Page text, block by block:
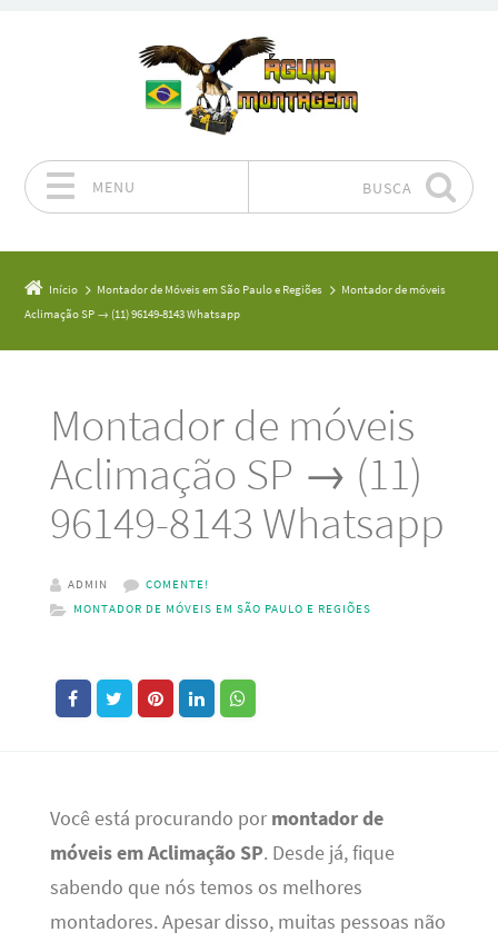
MENU BUSCA
Início Montador de Móveis em São Paulo e Regiões
Montador de móveis
Aclimação SP → (11) 96149-8143 Whatsapp
Montador de móveis
Aclimação SP → (11)
96149-8143 Whatsapp
ADMIN
COMENTE!
MONTADOR DE MÓVEIS EM SÃO PAULO E REGIÕES
Você está procurando por montador de
móveis em Aclimação SP. Desde já, fique
sabendo que nós temos os melhores
montadores. Apesar disso, muitas pessoas não